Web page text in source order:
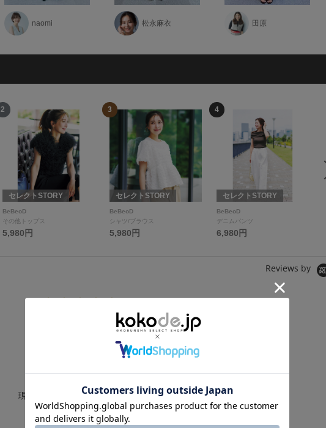
naomi 松永麻衣 田原
2
セレクトSTORY
BeBeoD
その他トップス
5,980円
3
セレクトSTORY
BeBeoD
シャツ/ブラウス
5,980円
4
セレクトSTORY
BeBeoD
デニムパンツ
6,980円
Reviews by
0.
s
t
a
r
r
a
i
n
g
現在、この商品の レビュー はありません。